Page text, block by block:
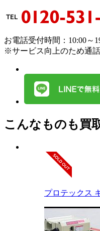
お電話受付時間：10:00～
※サービス向上のため通
こんなものも買
プロテックス